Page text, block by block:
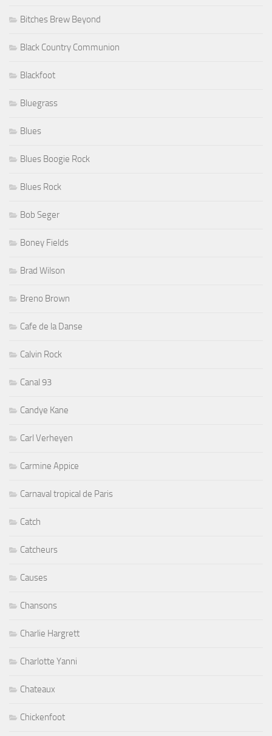
Bitches Brew Beyond
Black Country Communion
Blackfoot
Bluegrass
Blues
Blues Boogie Rock
Blues Rock
Bob Seger
Boney Fields
Brad Wilson
Breno Brown
Cafe de la Danse
Calvin Rock
Canal 93
Candye Kane
Carl Verheyen
Carmine Appice
Carnaval tropical de Paris
Catch
Catcheurs
Causes
Chansons
Charlie Hargrett
Charlotte Yanni
Chateaux
Chickenfoot